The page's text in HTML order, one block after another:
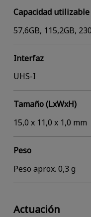
Capacidad
57,6GB, 115,2GB,
Interfaz
UHS-I
Tamaño (LxWxH)
15,0 x 11,0 x 1,0 mm
Peso
Peso aprox. 0,3 g
Actuación